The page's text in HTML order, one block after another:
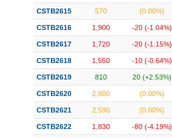
CSTB2615 570 (0.00%)
CSTB2616 1,900 -20 (-1.04%)
CSTB2617 1,720 -20 (-1.15%)
CSTB2618 1,550 -10 (-0.64%)
CSTB2619 810 20 (+2.53%)
CSTB2620 2,800 (0.00%)
CSTB2621 2,590 (0.00%)
CSTB2622 1,830 -80 (-4.19%)
Công cụ đầu tư
Truyền thông tài chính
Dữ liệu tài chính